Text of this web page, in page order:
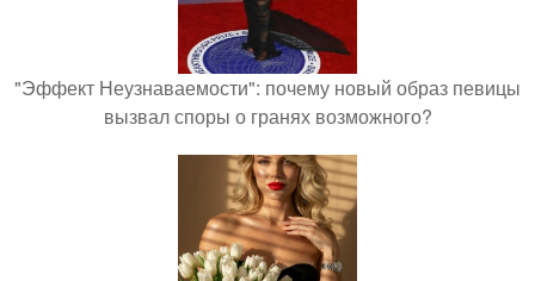
"Эффект Неузнаваемости": почему новый образ певицы
вызвал споры о гранях возможного?